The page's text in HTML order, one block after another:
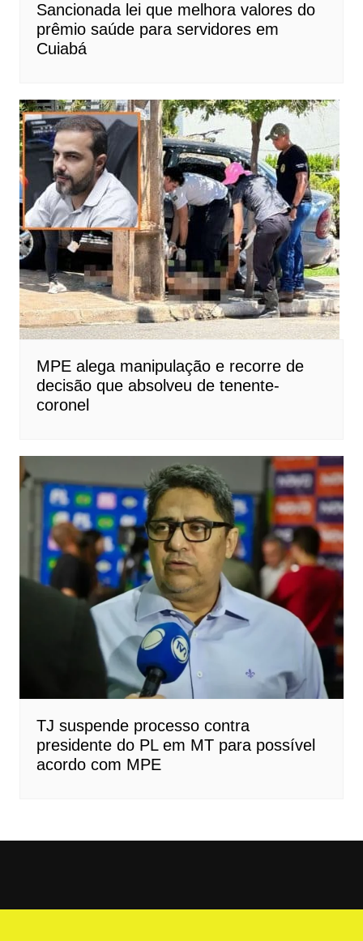
Sancionada lei que melhora valores do
prêmio saúde para servidores em
Cuiabá
MPE alega manipulação e recorre de
decisão que absolveu de tenente-
coronel
TJ suspende processo contra
presidente do PL em MT para possível
acordo com MPE